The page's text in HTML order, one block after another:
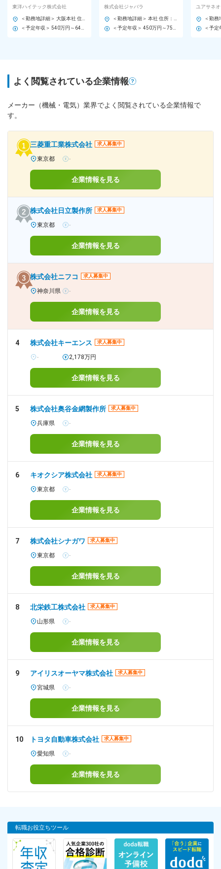
ント業界トップクラス／残
業ほぼ無し／平均賞与8ヵ
月強
東洋ハイテック株式会社
りに貢献／プロセスも評価
◎／土日祝休／業界未経験
歓迎
株式会社ジャバラ
ライム
G／幅
ユアサネ
よく閲覧されている企業情報
メーカー（機械・電気）業界でよく閲覧されている企業情報で
す。
三菱重工業株式会社 求人募集中
東京都 -
企業情報を見る
株式会社日立製作所 求人募集中
東京都 -
企業情報を見る
株式会社ニフコ 求人募集中
神奈川県 -
企業情報を見る
4 株式会社キーエンス 求人募集中
- 2,178万円
企業情報を見る
5 株式会社奥谷金網製作所 求人募集中
兵庫県 -
企業情報を見る
6 キオクシア株式会社 求人募集中
東京都 -
企業情報を見る
7 株式会社シナガワ 求人募集中
東京都 -
企業情報を見る
8 北栄鉄工株式会社 求人募集中
山形県 -
企業情報を見る
9 アイリスオーヤマ株式会社 求人募集中
宮城県 -
企業情報を見る
10 トヨタ自動車株式会社 求人募集中
愛知県 -
企業情報を見る
転職お役立ちツール